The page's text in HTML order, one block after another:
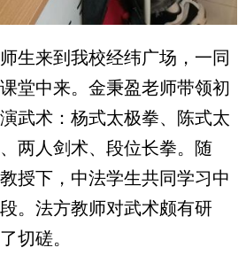
来到我校经纬广场，一同
堂中来。金秉盈老师带领初
武术：杨式太极拳、陈式太
两人剑术、段位长拳。随
授下，中法学生共同学习中
。法方教师对武术颇有研
切磋。